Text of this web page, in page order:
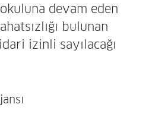
devam eden
bulunan
izinli sayılacağı